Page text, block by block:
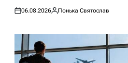
Оприлюднено
06.08.2026
Опубліковано
Понька Святослав